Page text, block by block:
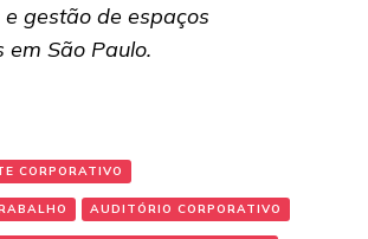
gestão de espaços
São Paulo.
CORPORATIVO
AUDITÓRIO CORPORATIVO